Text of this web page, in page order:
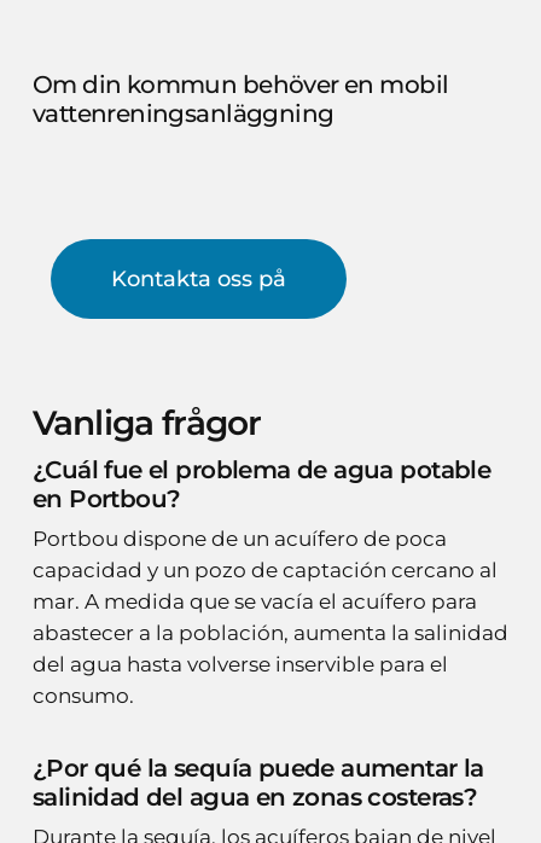
Om din kommun behöveren mobil
vattenreningsanläggning
Kontakta oss på
Vanliga frågor
¿Cuál fue el problema de agua potable
en Portbou?
Portbou dispone de un acuífero de poca
capacidad y un pozo de captación cercano al
mar. A medida que se vacía el acuífero para
abastecer a la población, aumenta la salinidad
del agua hasta volverse inservible para el
consumo.
¿Por qué la sequía puede aumentar la
salinidad del agua en zonas costeras?
Durante la sequía, los acuíferos bajan de nivel